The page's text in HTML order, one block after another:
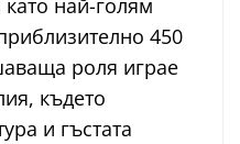
най-голям
450
роля играе
където
и гъстата